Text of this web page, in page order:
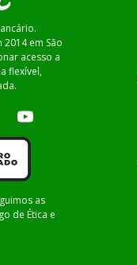
em São
acesso a
flexível,
as
de Ética e